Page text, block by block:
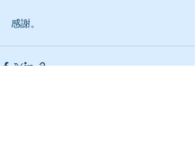
感謝。